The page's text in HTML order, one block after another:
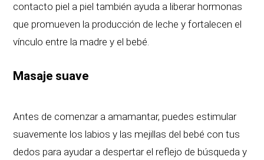
contacto piel a piel también ayuda a liberar hormonas
que promueven la producción de leche y fortalecen el
vínculo entre la madre y el bebé.
Masaje suave
Antes de comenzar a amamantar, puedes estimular
suavemente los labios y las mejillas del bebé con tus
dedos para ayudar a despertar el reflejo de búsqueda y